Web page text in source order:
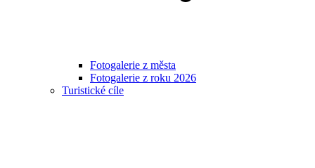
Fotogalerie z města
Fotogalerie z roku 2026
Turistické cíle